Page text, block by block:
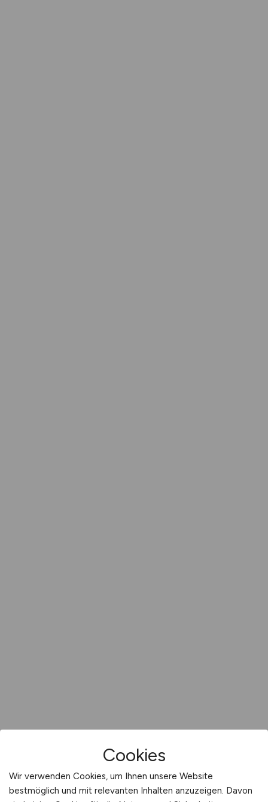
Cookies
Wir verwenden Cookies, um Ihnen unsere Website
bestmöglich und mit relevanten Inhalten anzuzeigen. Davon